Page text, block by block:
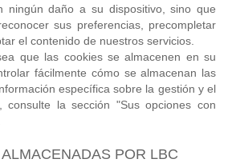
ningún daño a su dispositivo, sino que
sus preferencias, precompletar
el contenido de nuestros servicios.
que las cookies se almacenen en su
fácilmente cómo se almacenan las
específica sobre la gestión y el
consulte la sección "Sus opciones con
POR LBC